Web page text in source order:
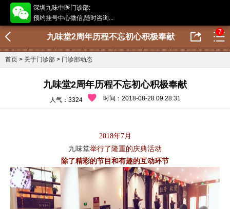
深圳九味中医门诊部:
预约挂号中心微信,随时咨询...
九味堂2周年历程不忘初心积极奉献
7
首页 > 关于门诊部 > 门诊部动态
九味堂2周年历程不忘初心积极奉献
人气：3324 时间：2018-08-28 09:28:31
2018年7月
九味堂举行了隆重的庆典活动
除了精彩的节目和有趣的互动环节